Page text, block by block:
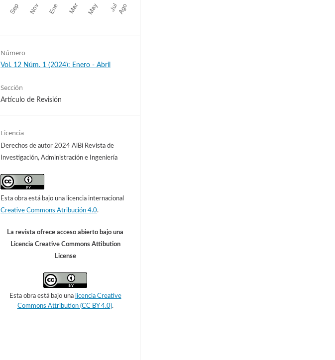
Número
Vol. 12 Núm. 1 (2024): Enero - Abril
Sección
Artículo de Revisión
Licencia
Derechos de autor 2024 AiBi Revista de
Investigación, Administración e Ingeniería
Esta obra está bajo una licencia internacional
Creative Commons Atribución 4.0.
La revista ofrece acceso abierto bajo una
Licencia Creative Commons Attibution
License
Esta obra está bajo una licencia Creative
Commons Attribution (CC BY 4.0).